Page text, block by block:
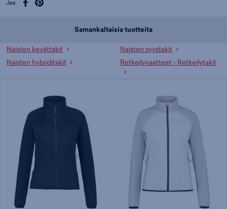
Jaa:
Samankaltaisia tuotteita
Naisten kevättakit
Naisten syystakit
Naisten hybriditakit
Retkeilyvaatteet - Retkeilytakit